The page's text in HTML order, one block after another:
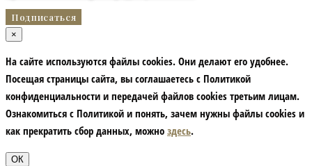
×
На сайте используются файлы cookies. Они делают его удобнее.
Посещая страницы сайта, вы соглашаетесь с Политикой
конфиденциальности и передачей файлов cookies третьим лицам.
Ознакомиться с Политикой и понять, зачем нужны файлы сookies и
как прекратить сбор данных, можно здесь.
ОК